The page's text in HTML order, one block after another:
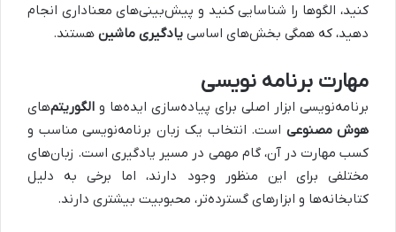
کنید، الگوها را شناسایی کنید و پیش‌بینی‌های معناداری انجام
دهید، که همگی بخش‌های اساسی یادگیری ماشین هستند.
مهارت برنامه‌ نویسی
برنامه‌نویسی ابزار اصلی برای پیاده‌سازی ایده‌ها و الگوریتم‌های
هوش مصنوعی است. انتخاب یک زبان برنامه‌نویسی مناسب و
کسب مهارت در آن، گام مهمی در مسیر یادگیری است. زبان‌های
مختلفی برای این منظور وجود دارند، اما برخی به دلیل
کتابخانه‌ها و ابزارهای گسترده‌تر، محبوبیت بیشتری دارند.